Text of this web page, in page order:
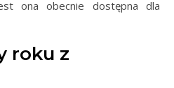
ona obecnie dostępna dla
roku z